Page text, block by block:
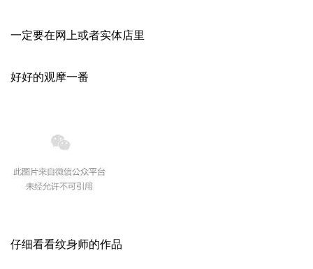
一定要在网上或者实体店里
好好的观摩一番
仔细看看纹身师的作品